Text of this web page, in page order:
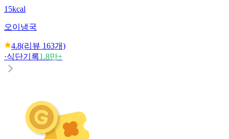
15kcal
오이냉국
4.8(리뷰 163개)
·식단기록1.8만+